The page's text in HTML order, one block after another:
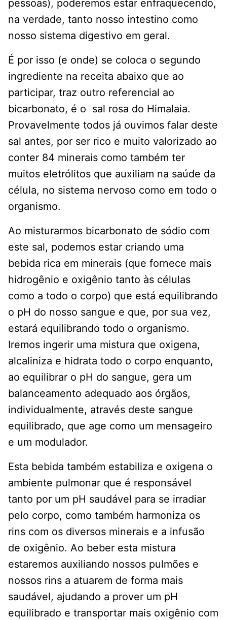
pessoas), poderemos estar enfraquecendo,
na verdade, tanto nosso intestino como
nosso sistema digestivo em geral.
É por isso (e onde) se coloca o segundo
ingrediente na receita abaixo que ao
participar, traz outro referencial ao
bicarbonato, é o sal rosa do Himalaia.
Provavelmente todos já ouvimos falar deste
sal antes, por ser rico e muito valorizado ao
conter 84 minerais como também ter
muitos eletrólitos que auxiliam na saúde da
célula, no sistema nervoso como em todo o
organismo.
Ao misturarmos bicarbonato de sódio com
este sal, podemos estar criando uma
bebida rica em minerais (que fornece mais
hidrogênio e oxigênio tanto às células
como a todo o corpo) que está equilibrando
o pH do nosso sangue e que, por sua vez,
estará equilibrando todo o organismo.
Iremos ingerir uma mistura que oxigena,
alcaliniza e hidrata todo o corpo enquanto,
ao equilibrar o pH do sangue, gera um
balanceamento adequado aos órgãos,
individualmente, através deste sangue
equilibrado, que age como um mensageiro
e um modulador.
Esta bebida também estabiliza e oxigena o
ambiente pulmonar que é responsável
tanto por um pH saudável para se irradiar
pelo corpo, como também harmoniza os
rins com os diversos minerais e a infusão
de oxigênio. Ao beber esta mistura
estaremos auxiliando nossos pulmões e
nossos rins a atuarem de forma mais
saudável, ajudando a prover um pH
equilibrado e transportar mais oxigênio com